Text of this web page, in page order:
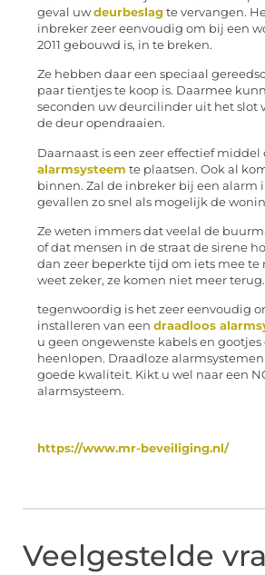
geval uwdeurbeslag te vervangen.
inbreker zeer eenvoudig om bij een
2011 gebouwd is, in te breken.
Ze hebben daar een speciaal
paar tientjes te koop is. Daarmee
seconden uw deurcilinder uit het slot
de deur opendraaien.
Daarnaast is een zeer effectief middel
alarmsysteem te plaatsen. Ook al
binnen. Zal de inbreker bij een alarm
gevallen zo snel als mogelijk de
Ze weten immers dat veelal de
of dat mensen in de straat de sirene
dan zeer beperkte tijd om iets mee te
weet zeker, ze komen niet meer terug.
tegenwoordig is het zeer eenvoudig
installeren van een draadloos
u geen ongewenste kabels en
heenlopen. Draadloze
goede kwaliteit. Kikt u wel naar een
alarmsysteem.
https://www.mr-beveiliging.nl/
Veelgestelde